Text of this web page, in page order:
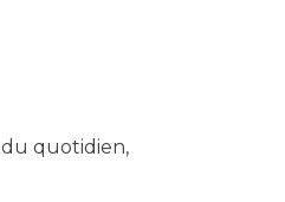
du quotidien,